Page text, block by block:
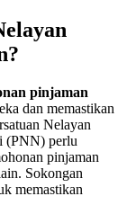
pinjaman
dan memastikan
Nelayan
(PNN) perlu
pinjaman
Sokongan
memastikan